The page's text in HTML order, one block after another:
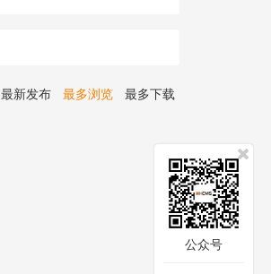
最新发布 最多浏览 最多下载
公众号